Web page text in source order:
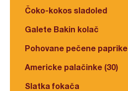
Čoko-kokos sladoled
Galete Bakin kolač
Pohovane pečene paprike
Americke palačinke (30)
Slatka fokača